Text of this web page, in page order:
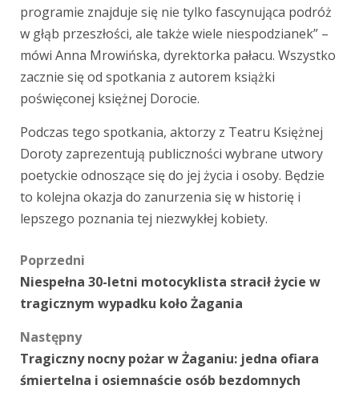
programie znajduje się nie tylko fascynująca podróż
w głąb przeszłości, ale także wiele niespodzianek” –
mówi Anna Mrowińska, dyrektorka pałacu. Wszystko
zacznie się od spotkania z autorem książki
poświęconej księżnej Dorocie.
Podczas tego spotkania, aktorzy z Teatru Księżnej
Doroty zaprezentują publiczności wybrane utwory
poetyckie odnoszące się do jej życia i osoby. Będzie
to kolejna okazja do zanurzenia się w historię i
lepszego poznania tej niezwykłej kobiety.
Zobacz
wpisy
Poprzedni
Niespełna 30-letni motocyklista stracił życie w
tragicznym wypadku koło Żagania
Następny
Tragiczny nocny pożar w Żaganiu: jedna ofiara
śmiertelna i osiemnaście osób bezdomnych